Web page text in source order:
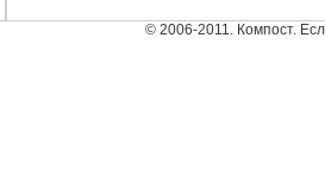
© 2006-2011. Компост.